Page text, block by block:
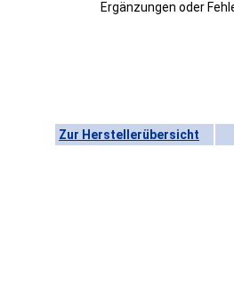
Ergänzungen oder
Zur Herstellerübersicht